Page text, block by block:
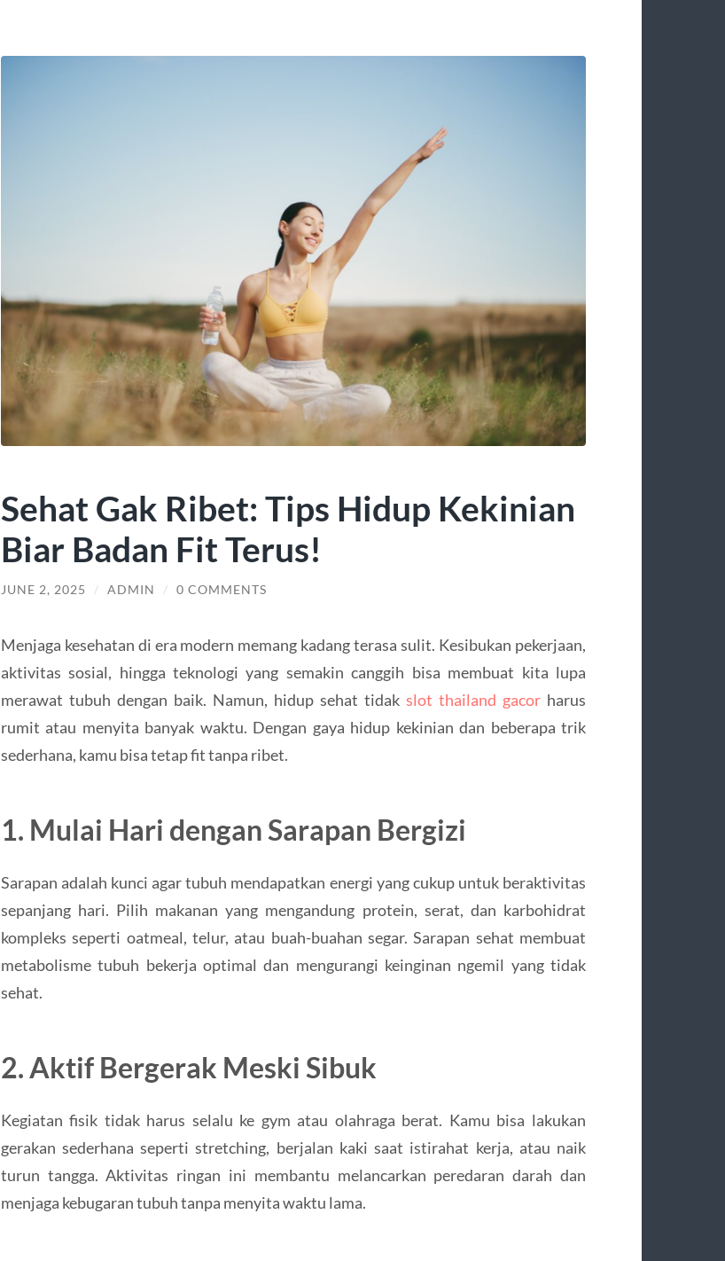
Sehat Gak Ribet: Tips Hidup Kekinian
Biar Badan Fit Terus!
JUNE 2, 2025 / ADMIN / 0 COMMENTS
Menjaga kesehatan di era modern memang kadang terasa sulit. Kesibukan pekerjaan,
aktivitas sosial, hingga teknologi yang semakin canggih bisa membuat kita lupa
merawat tubuh dengan baik. Namun, hidup sehat tidak slot thailand gacor harus
rumit atau menyita banyak waktu. Dengan gaya hidup kekinian dan beberapa trik
sederhana, kamu bisa tetap fit tanpa ribet.
1. Mulai Hari dengan Sarapan Bergizi
Sarapan adalah kunci agar tubuh mendapatkan energi yang cukup untuk beraktivitas
sepanjang hari. Pilih makanan yang mengandung protein, serat, dan karbohidrat
kompleks seperti oatmeal, telur, atau buah-buahan segar. Sarapan sehat membuat
metabolisme tubuh bekerja optimal dan mengurangi keinginan ngemil yang tidak
sehat.
2. Aktif Bergerak Meski Sibuk
Kegiatan fisik tidak harus selalu ke gym atau olahraga berat. Kamu bisa lakukan
gerakan sederhana seperti stretching, berjalan kaki saat istirahat kerja, atau naik
turun tangga. Aktivitas ringan ini membantu melancarkan peredaran darah dan
menjaga kebugaran tubuh tanpa menyita waktu lama.